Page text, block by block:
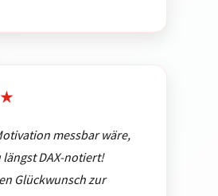
messbar wäre,
längst DAX-notiert!
Glückwunsch zur